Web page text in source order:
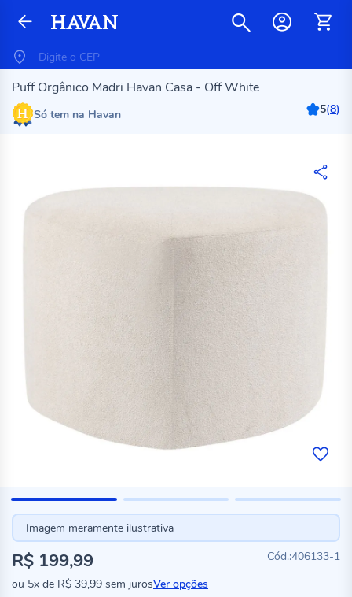
Puff Orgânico Madri Havan Casa - Off White
Só tem na Havan 5(8)
Imagem meramente ilustrativa
406133-1
R$ 199,99
ou 5x de R$ 39,99 sem jurosVer opções